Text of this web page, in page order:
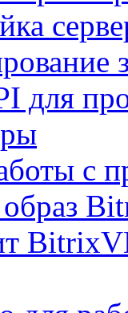
для
с
образ